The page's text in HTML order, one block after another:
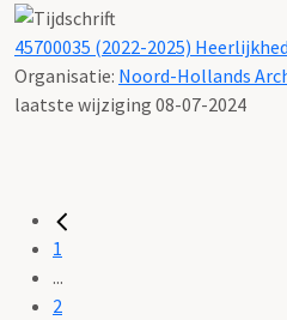
45700035 (2022-2025)
Organisatie: Noord-Hollands
laatste wijziging 08-07-2024
1
...
2